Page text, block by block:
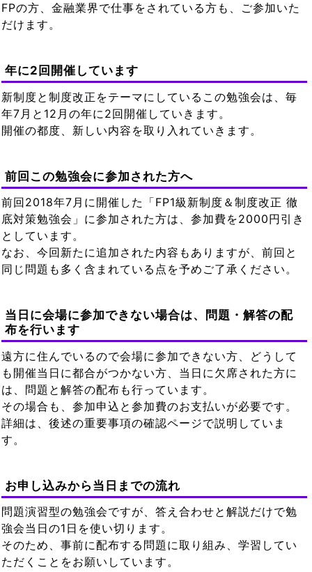
FPの方、金融業界で仕事をされている方も、ご参加いた
だけます。
年に2回開催しています
新制度と制度改正をテーマにしているこの勉強会は、毎
年7月と12月の年に2回開催していきます。
開催の都度、新しい内容を取り入れていきます。
前回この勉強会に参加された方へ
前回2018年7月に開催した「FP1級新制度＆制度改正 徹
底対策勉強会」に参加された方は、参加費を2000円引き
としています。
なお、今回新たに追加された内容もありますが、前回と
同じ問題も多く含まれている点を予めご了承ください。
当日に会場に参加できない場合は、問題・解答の配
布を行います
遠方に住んでいるので会場に参加できない方、どうして
も開催当日に都合がつかない方、当日に欠席された方に
は、問題と解答の配布も行っています。
その場合も、参加申込と参加費のお支払いが必要です。
詳細は、後述の重要事項の確認ページで説明していま
す。
お申し込みから当日までの流れ
問題演習型の勉強会ですが、答え合わせと解説だけで勉
強会当日の1日を使い切ります。
そのため、事前に配布する問題に取り組み、学習してい
ただくことをお願いしています。